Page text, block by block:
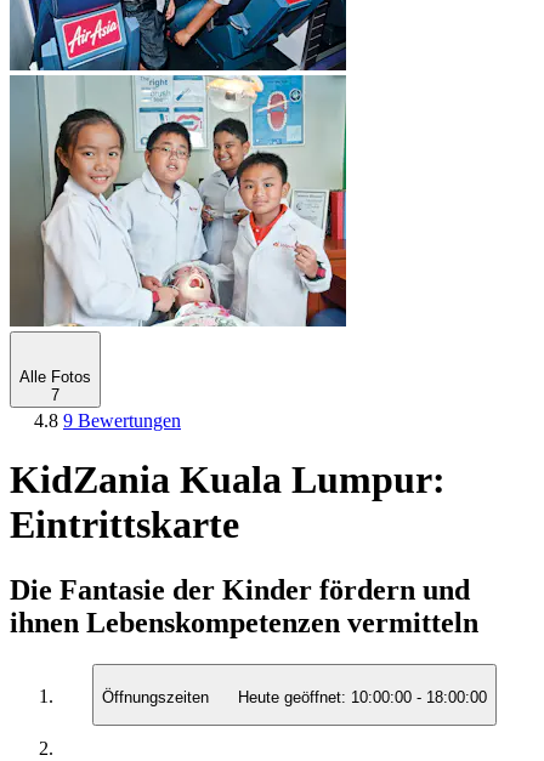
Alle Fotos
7
4.8 9 Bewertungen
KidZania Kuala Lumpur:
Eintrittskarte
Die Fantasie der Kinder fördern und
ihnen Lebenskompetenzen vermitteln
Öffnungszeiten Heute geöffnet: 10:00:00 - 18:00:00